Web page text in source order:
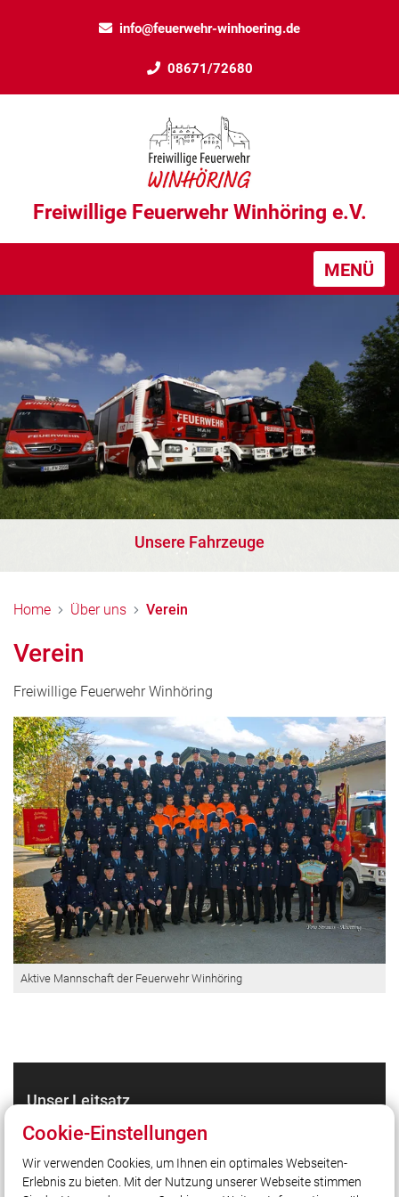
info@feuerwehr-winhoering.de
08671/72680
Freiwillige Feuerwehr Winhöring e.V.
MENÜ
Unsere Fahrzeuge
Home Über uns Verein
Verein
Freiwillige Feuerwehr Winhöring
Aktive Mannschaft der Feuerwehr Winhöring
Unser Leitsatz
Gott zur Ehr, dem Nächsten zur Wehr.
Quicklinks
Cookie-Einstellungen
Wir verwenden Cookies, um Ihnen ein optimales Webseiten-
Erlebnis zu bieten. Mit der Nutzung unserer Webseite stimmen